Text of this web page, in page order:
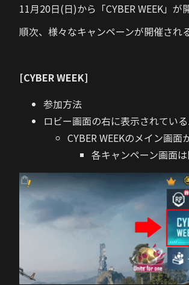
11月20日(日)から「CYBER WEEK」が
順次、様々なキャンペーンが開催され
[CYBER WEEK]
参加方法
ロビー画面の右に表示されてい
CYBER WEEKのメイン画
各キャンペーン画面